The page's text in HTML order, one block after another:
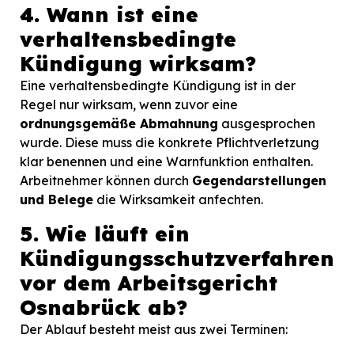
4. Wann ist eine
verhaltensbedingte
Kündigung wirksam?
Eine verhaltensbedingte Kündigung ist in der
Regel nur wirksam, wenn zuvor eine
ordnungsgemäße Abmahnung ausgesprochen
wurde. Diese muss die konkrete Pflichtverletzung
klar benennen und eine Warnfunktion enthalten.
Arbeitnehmer können durch Gegendarstellungen
und Belege die Wirksamkeit anfechten.
5. Wie läuft ein
Kündigungsschutzverfahren
vor dem Arbeitsgericht
Osnabrück ab?
Der Ablauf besteht meist aus zwei Terminen: